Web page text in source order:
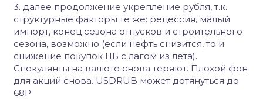
3. далее продолжение укрепление рубля, т.к.
структурные факторы те же: рецессия, малый
импорт, конец сезона отпусков и строительного
сезона, возможно (если нефть снизится, то и
снижение покупок ЦБ с лагом из лета).
Спекулянты на валюте снова теряют. Плохой фон
для акций снова. USDRUB может дотянуться до
68Р